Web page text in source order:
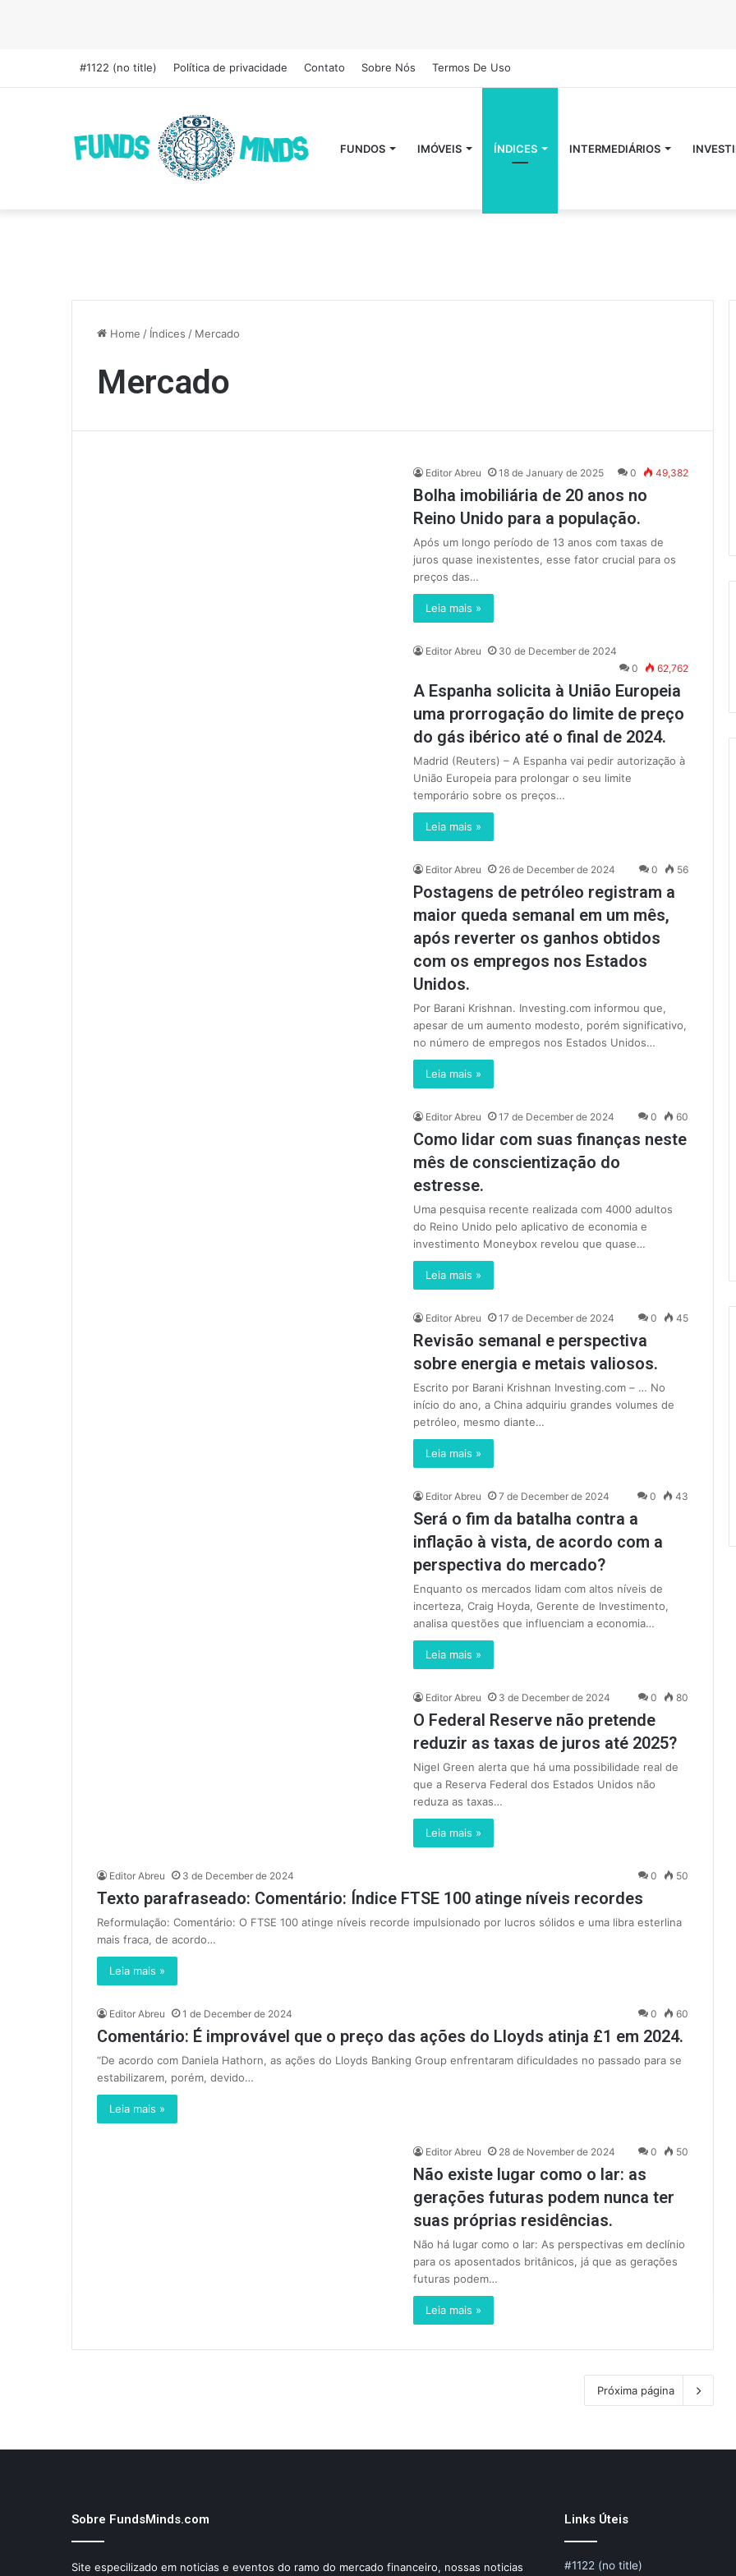
#1122 (no title) Política de privacidade Contato Sobre Nós Termos De Uso
FUNDOS IMÓVEIS ÍNDICES INTERMEDIÁRIOS
Home / Índices / Mercado
Mercado
Editor Abreu 18 de January de 2025 0 49,382
Bolha imobiliária de 20 anos no
Reino Unido para a população.
Após um longo período de 13 anos com taxas de
juros quase inexistentes, esse fator crucial para os
preços das…
Leia mais »
Editor Abreu
30 de December de 2024
0
62,762
A Espanha solicita à União Europeia
uma prorrogação do limite de preço
do gás ibérico até o final de 2024.
Madrid (Reuters) – A Espanha vai pedir autorização à
União Europeia para prolongar o seu limite
temporário sobre os preços…
Leia mais »
Editor Abreu 26 de December de 2024 0 56
Postagens de petróleo registram a
maior queda semanal em um mês,
após reverter os ganhos obtidos
com os empregos nos Estados
Unidos.
Por Barani Krishnan. Investing.com informou que,
apesar de um aumento modesto, porém significativo,
no número de empregos nos Estados Unidos…
Leia mais »
Editor Abreu 17 de December de 2024 0 60
Como lidar com suas finanças neste
mês de conscientização do
estresse.
Uma pesquisa recente realizada com 4000 adultos
do Reino Unido pelo aplicativo de economia e
investimento Moneybox revelou que quase…
Leia mais »
Editor Abreu 17 de December de 2024 0 45
Revisão semanal e perspectiva
sobre energia e metais valiosos.
Escrito por Barani Krishnan Investing.com – … No
início do ano, a China adquiriu grandes volumes de
petróleo, mesmo diante…
Leia mais »
Editor Abreu 7 de December de 2024 0 43
Será o fim da batalha contra a
inflação à vista, de acordo com a
perspectiva do mercado?
Enquanto os mercados lidam com altos níveis de
incerteza, Craig Hoyda, Gerente de Investimento,
analisa questões que influenciam a economia…
Leia mais »
Editor Abreu 3 de December de 2024 0 80
O Federal Reserve não pretende
reduzir as taxas de juros até 2025?
Nigel Green alerta que há uma possibilidade real de
que a Reserva Federal dos Estados Unidos não
reduza as taxas…
Leia mais »
Editor Abreu 3 de December de 2024 0 50
Texto parafraseado: Comentário: Índice FTSE 100 atinge níveis recordes
Reformulação: Comentário: O FTSE 100 atinge níveis recorde impulsionado por lucros sólidos e uma libra esterlina
mais fraca, de acordo…
Leia mais »
Editor Abreu 1 de December de 2024 0 60
Comentário: É improvável que o preço das ações do Lloyds atinja £1 em 2024.
“De acordo com Daniela Hathorn, as ações do Lloyds Banking Group enfrentaram dificuldades no passado para se
estabilizarem, porém, devido…
Leia mais »
Editor Abreu 28 de November de 2024 0 50
Não existe lugar como o lar: as
gerações futuras podem nunca ter
suas próprias residências.
Não há lugar como o lar: As perspectivas em declínio
para os aposentados britânicos, já que as gerações
futuras podem…
Leia mais »
Próxima página
Sobre FundsMinds.com
Site especilizado em noticias e eventos do ramo do mercado financeiro, nossas noticias
Links Úteis
#1122 (no title)